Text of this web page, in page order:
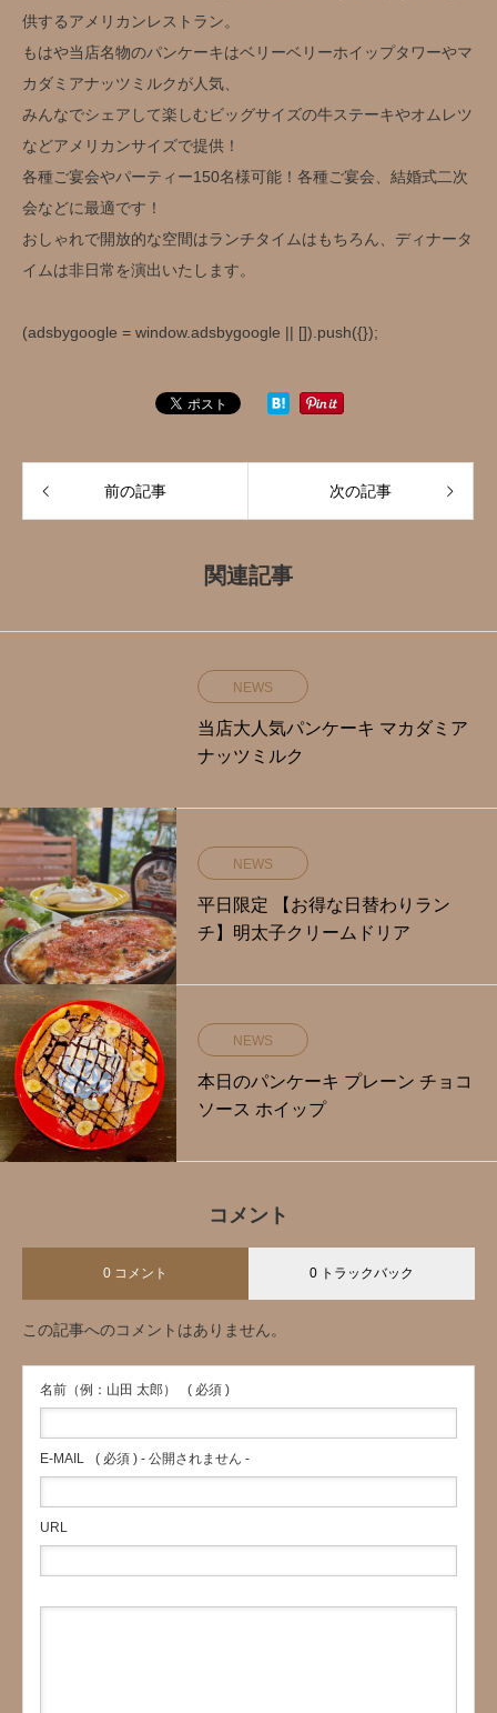
供するアメリカンレストラン。
もはや当店名物のパンケーキはベリーベリーホイップタワーやマ
カダミアナッツミルクが人気、
みんなでシェアして楽しむビッグサイズの牛ステーキやオムレツ
などアメリカンサイズで提供！
各種ご宴会やパーティー150名様可能！各種ご宴会、結婚式二次
会などに最適です！
おしゃれで開放的な空間はランチタイムはもちろん、ディナータ
イムは非日常を演出いたします。
(adsbygoogle = window.adsbygoogle || []).push({});
前の記事 次の記事
関連記事
NEWS
当店大人気パンケーキ マカダミア
ナッツミルク
NEWS
平日限定️ 【お得な日替わりラン
チ】明太子クリームドリア
NEWS
本日のパンケーキ プレーン チョコ
ソース ホイップ
コメント
0 コメント 0 トラックバック
この記事へのコメントはありません。
名前（例：山田 太郎） ( 必須 )
E-MAIL ( 必須 ) - 公開されません -
URL